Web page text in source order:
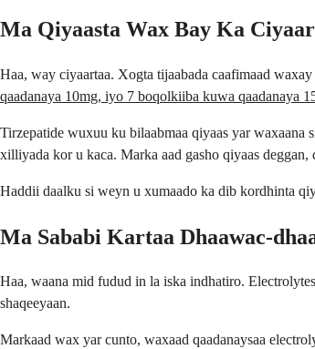
Ma Qiyaasta Wax Bay Ka
Haa, way ciyaartaa. Xogta tijaabada caafimaad
qaadanaya 10mg, iyo 7 boqolkiiba kuwa qaadanaya
Tirzepatide wuxuu ku bilaabmaa qiyaas yar
xilliyada kor u kaca. Marka aad gasho qiyaas deggan,
Haddii daalku si weyn u xumaado ka dib kordhinta
Ma Sababi Kartaa Dhaawac-
Haa, waana mid fudud in la iska indhatiro.
shaqeeyaan.
Markaad wax yar cunto, waxaad qaadanaysaa